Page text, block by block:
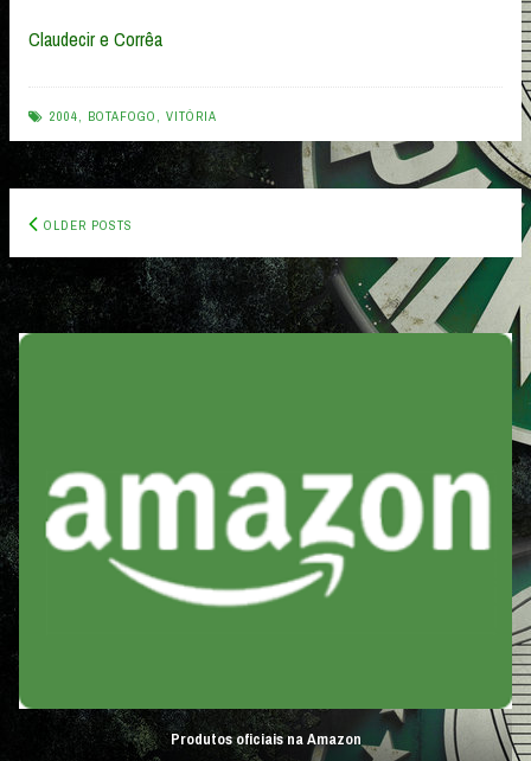
Claudecir e Corrêa
2004, BOTAFOGO , VITÓRIA
Posts
navigation
OLDER POSTS
Produtos oficiais na Amazon